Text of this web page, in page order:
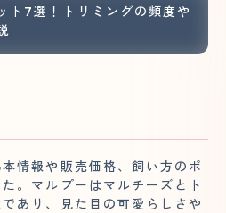
ト7選！トリミングの頻度や
情報や販売価格、飼い方のポ
。マルプーはマルチーズとト
あり、見た目の可愛らしさや